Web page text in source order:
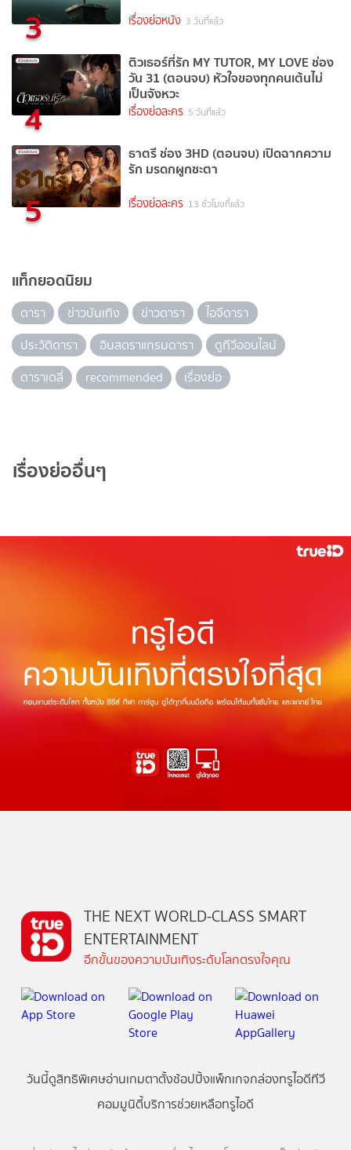
3 เรื่องย่อหนัง 3 วันที่แล้ว
4
ติวเธอร์ที่รัก MY TUTOR, MY LOVE ช่อง
วัน 31 (ตอนจบ) หัวใจของทุกคนเต้นไม่
เป็นจังหวะ
เรื่องย่อละคร 5 วันที่แล้ว
5
ธาตรี ช่อง 3HD (ตอนจบ) เปิดฉากความ
รัก มรดกผูกชะตา
เรื่องย่อละคร 13 ชั่วโมงที่แล้ว
แท็กยอดนิยม
ดารา ข่าวบันเทิง ข่าวดารา
ไอจีดารา
ประวัติดารา
อินสตราแกรมดารา
ดูทีวีออนไลน์
ดาราเดลี่
recommended เรื่องย่อ
เรื่องย่ออื่นๆ
THE NEXT WORLD-CLASS SMART
ENTERTAINMENT
อีกขั้นของความบันเทิงระดับโลกตรงใจคุณ
วันนี้ดูสิทธิพิเศษอ่านเกมตาตั้งช้อปปิ้งแพ็กเกจกล่องทรูไอดีทีวี
คอมมูนิตี้บริการช่วยเหลือทรูไอดี